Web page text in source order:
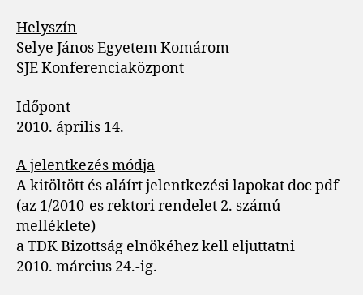
Helyszín
Selye János Egyetem Komárom
SJE Konferenciaközpont
Időpont
2010. április 14.
A jelentkezés módja
A kitöltött és aláírt jelentkezési lapokat doc pdf
(az 1/2010-es rektori rendelet 2. számú
melléklete)
a TDK Bizottság elnökéhez kell eljuttatni
2010. március 24.-ig.